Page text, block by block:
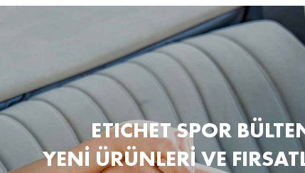
ETICHET SPOR
YENİ ÜRÜNLERİ VE